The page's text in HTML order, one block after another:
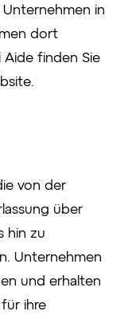
in
dort
finden Sie
von der
über
hin zu
Unternehmen
und erhalten
ihre